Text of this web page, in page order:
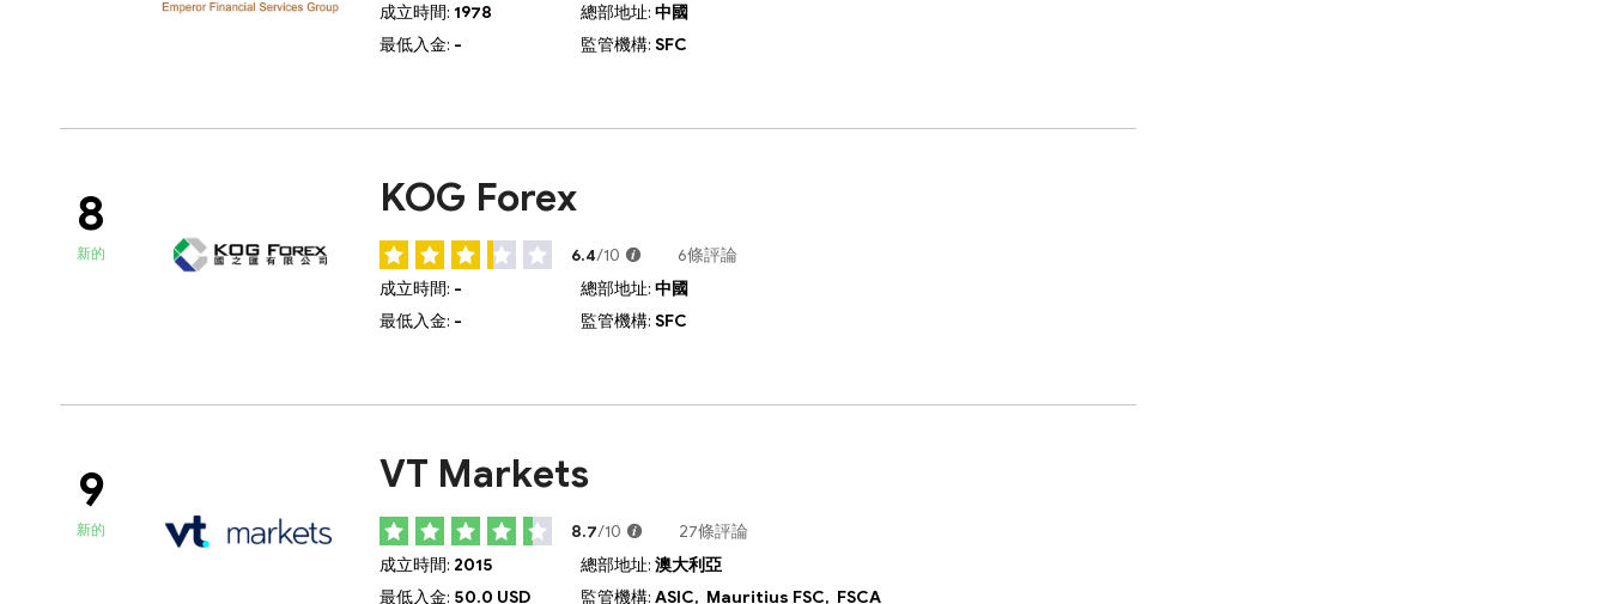
成立時間: 1978
最低入金: -
總部地址: 中國
監管機構: SFC
8
新的
KOG Forex
6.4/10
6條評論
成立時間: -
最低入金: -
總部地址: 中國
監管機構: SFC
9
新的
VT Markets
8.7/10
27條評論
成立時間: 2015
最低入金: 50.0 USD
總部地址: 澳大利亞
監管機構: ASIC, Mauritius FSC, FSCA